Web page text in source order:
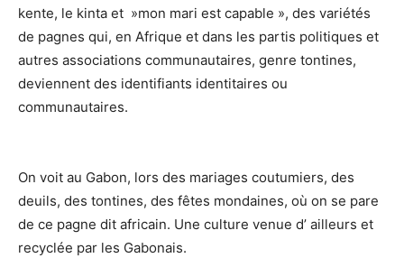
kente, le kinta et »mon mari est capable », des variétés
de pagnes qui, en Afrique et dans les partis politiques et
autres associations communautaires, genre tontines,
deviennent des identifiants identitaires ou
communautaires.
On voit au Gabon, lors des mariages coutumiers, des
deuils, des tontines, des fêtes mondaines, où on se pare
de ce pagne dit africain. Une culture venue d’ ailleurs et
recyclée par les Gabonais.